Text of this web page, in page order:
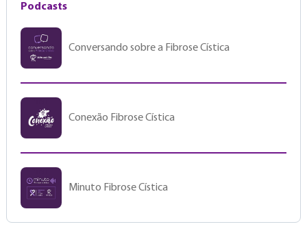
Podcasts
Conversando sobre a Fibrose Cística
Conexão Fibrose Cística
Minuto Fibrose Cística